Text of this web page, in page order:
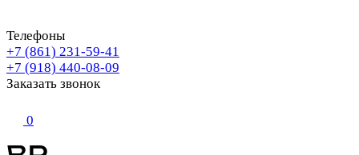
Телефоны
+7 (861) 231-59-41
+7 (918) 440-08-09
Заказать звонок
0